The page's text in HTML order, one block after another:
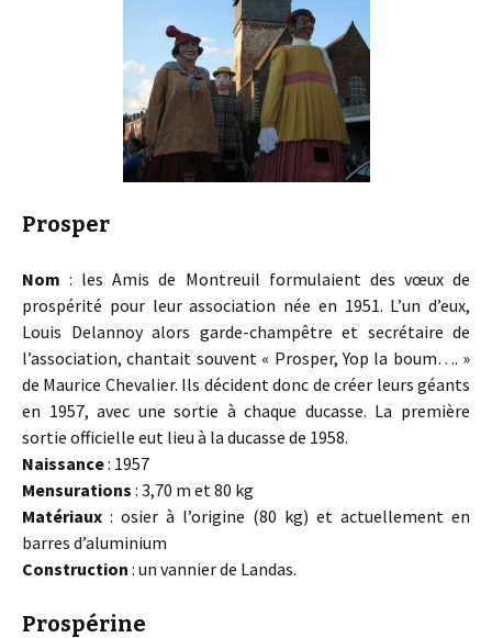
Prosper
Nom : les Amis de Montreuil formulaient des vœux de
prospérité pour leur association née en 1951. L’un d’eux,
Louis Delannoy alors garde-champêtre et secrétaire de
l’association, chantait souvent « Prosper, Yop la boum…. »
de Maurice Chevalier. Ils décident donc de créer leurs géants
en 1957, avec une sortie à chaque ducasse. La première
sortie officielle eut lieu à la ducasse de 1958.
Naissance: 1957
Mensurations : 3,70 m et 80 kg
Matériaux : osier à l’origine (80 kg) et actuellement en
barres d’aluminium
Construction : un vannier de Landas.
Prospérine